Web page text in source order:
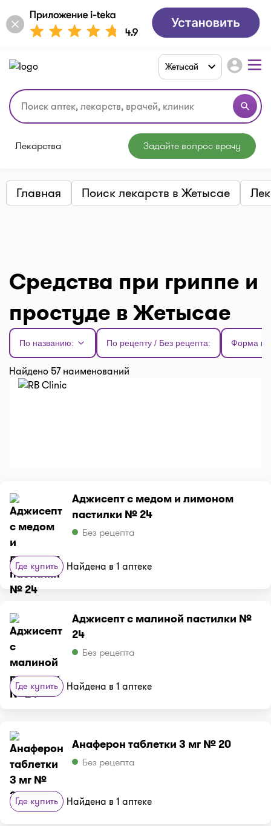
search
Жетысай account_circle
Лекарства Задайте вопрос врачу
Главная Поиск лекарств в Жетысае
Средства при гриппе и
простуде в Жетысае
По названию: По рецепту / Без рецепта: Форма
Найдено 57 наименований
Аджисепт с медом и лимоном
пастилки № 24
Без рецепта
Где купить Найдена в 1 аптеке
Аджисепт с малиной пастилки №
24
Без рецепта
Где купить Найдена в 1 аптеке
Анаферон таблетки 3 мг № 20
Без рецепта
Где купить Найдена в 1 аптеке